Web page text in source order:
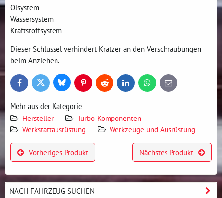
Ölsystem
Wassersystem
Kraftstoffsystem
Dieser Schlüssel verhindert Kratzer an den Verschraubungen
beim Anziehen.
FacebookTwitter BlueskyPinterestReddit LinkedInWhatsApp
E-
mail
Mehr aus der Kategorie
Hersteller
Turbo-Komponenten
Werkstattausrüstung
Werkzeuge und Ausrüstung
Vorheriges Produkt Nächstes Produkt
NACH FAHRZEUG SUCHEN